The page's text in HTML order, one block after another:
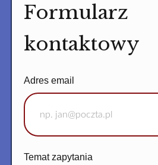
Formularz
kontaktowy
Adres email
Temat zapytania